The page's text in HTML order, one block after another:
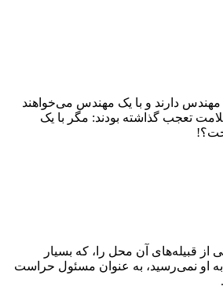
مهندس دارند و با یک مهندس می‌خواهند
تعجب گذاشته بودند: مگر با یک
قبیله‌های آن محل را، که بسیار
او نمی‌رسید، به عنوان مسئول حراست